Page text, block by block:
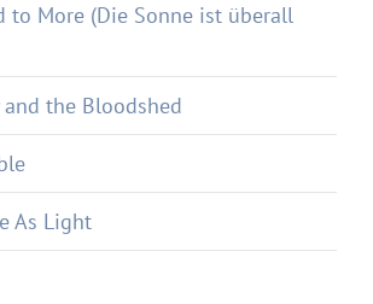
to More (Die Sonne ist überall
the Bloodshed
As Light